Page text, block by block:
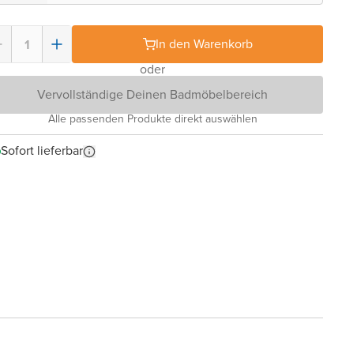
In den Warenkorb
oder
Vervollständige Deinen Badmöbelbereich
Alle passenden Produkte direkt auswählen
Sofort lieferbar